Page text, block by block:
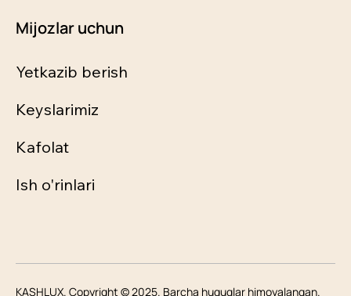
Mijozlar uchun
Yetkazib berish
Keyslarimiz
Kafolat
Ish o'rinlari
KASHLUX. Copyright © 2025. Barcha huquqlar himoyalangan.